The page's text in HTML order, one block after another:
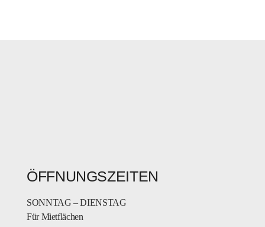
ÖFFNUNGSZEITEN
SONNTAG – DIENSTAG
Für Mietflächen